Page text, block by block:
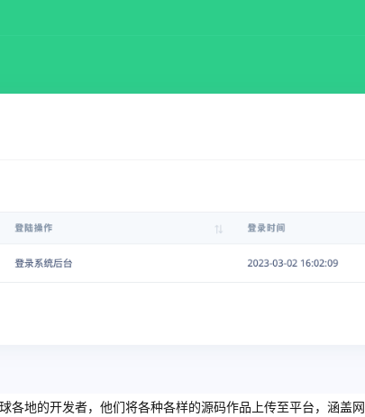
各地的开发者，他们将各种各样的源码作品上传至平台，涵盖